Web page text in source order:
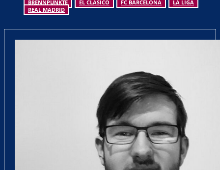
BRENNPUNKTE EL CLÁSICO FC BARCELONA
LA LIGA
REAL MADRID